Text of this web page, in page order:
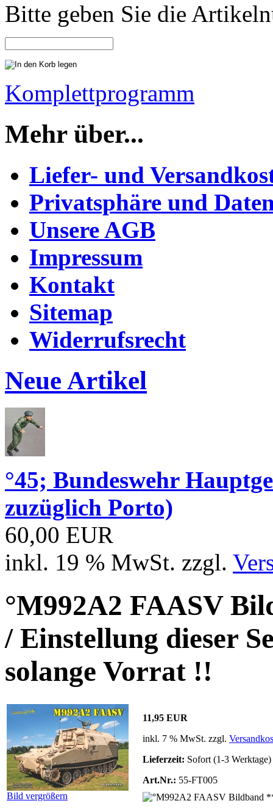
Bitte geben Sie die
Komplettprogramm
Mehr über...
Liefer- und
Privatsphäre und
Unsere AGB
Impressum
Kontakt
Sitemap
Widerrufsrecht
Neue Artikel
°45; Bundeswehr
zuzüglich Porto)
60,00 EUR
inkl. 19 % MwSt. zzgl.
°M992A2 FAASV
/ Einstellung dieser
solange Vorrat !!
Bild vergrößern
11,95 EUR
inkl. 7 % MwSt. zzgl.
Lieferzeit: Sofort (1-3 Werktage)
Art.Nr.: 55-FT005